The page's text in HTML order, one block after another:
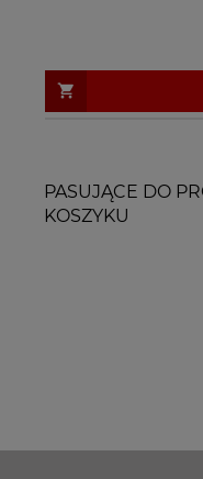
PASUJĄCE DO
KOSZYKU